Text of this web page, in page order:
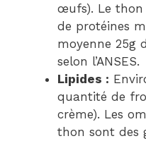
œufs). Le thon
de protéines
moyenne 25g
selon l’ANSES.
Lipides :
quantité de
crème). Les
thon sont des